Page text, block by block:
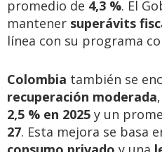
promedio de 4,3 %. El
mantener superávits
línea con su programa
Colombia también se
recuperación moderada
2,5 % en 2025 y un
27. Esta mejora se basa